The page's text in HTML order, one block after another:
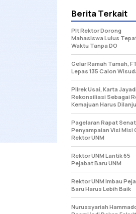
Berita Terkait
Plt Rektor Dorong
Mahasiswa Lulus
Waktu Tanpa DO
Gelar Ramah Tamah,
Lepas 135 Calon
Pilrek Usai, Karta
Rekonsiliasi Sebagai
Kemajuan Harus
Pagelaran Rapat Senat
Penyampaian Visi Misi
Rektor UNM
Rektor UNM Lantik 65
Pejabat Baru UNM
Rektor UNM Imbau
Baru Harus Lebih Baik
Nurussyariah